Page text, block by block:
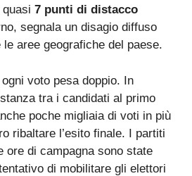
7 punti di distacco
segnala un disagio diffuso
aree geografiche del paese.
voto pesa doppio. In
tra i candidati al primo
poche migliaia di voti in più
ribaltare l’esito finale. I partiti
ore di campagna sono state
di mobilitare gli elettori